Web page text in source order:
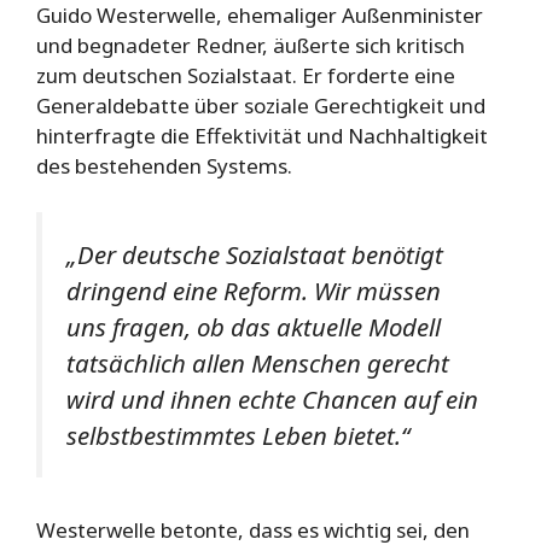
Guido Westerwelle, ehemaliger Außenminister
und begnadeter Redner, äußerte sich kritisch
zum deutschen Sozialstaat. Er forderte eine
Generaldebatte über soziale Gerechtigkeit und
hinterfragte die Effektivität und Nachhaltigkeit
des bestehenden Systems.
„Der deutsche Sozialstaat benötigt
dringend eine Reform. Wir müssen
uns fragen, ob das aktuelle Modell
tatsächlich allen Menschen gerecht
wird und ihnen echte Chancen auf ein
selbstbestimmtes Leben bietet.“
Westerwelle betonte, dass es wichtig sei, den